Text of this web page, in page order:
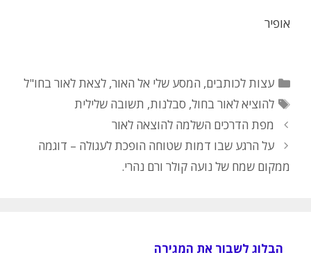
אופיר
קטגוריות
עצות לכותבים, המסע שלי אל האור,לצאת לאור בחו"ל
תגיות
להוציא לאור בחול, סבלנות, תשובה שלילית
מפת הדרכים השלמה להוצאה לאור
על הרגע שבו דמות שטוחה הופכת לעגולה – דוגמה
ממקום שמח של נועה קולר ורם נהרי.
הבלוג לשבור את המגירה